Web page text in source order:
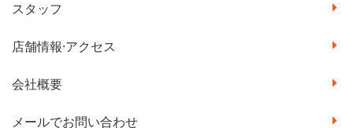
スタッフ
店舗情報·アクセス
会社概要
メールでお問い合わせ